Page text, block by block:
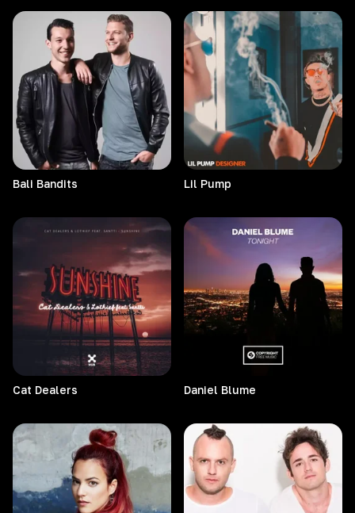
Bali Bandits Lil Pump
Cat Dealers Daniel Blume